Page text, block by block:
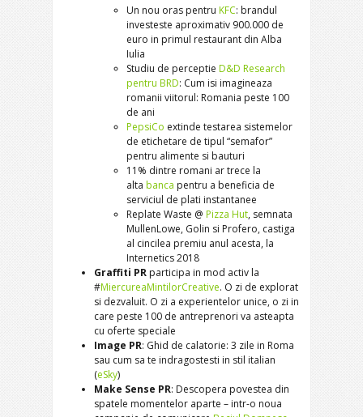
Un nou oras pentru KFC: brandul
investeste aproximativ 900.000 de
euro in primul restaurant din Alba
Iulia
Studiu de perceptie D&D Research
pentru BRD: Cum isi imagineaza
romanii viitorul: Romania peste 100
de ani
PepsiCo extinde testarea sistemelor
de etichetare de tipul “semafor”
pentru alimente si bauturi
11% dintre romani ar trece la
alta banca pentru a beneficia de
serviciul de plati instantanee
Replate Waste @ Pizza Hut, semnata
MullenLowe, Golin si Profero, castiga
al cincilea premiu anul acesta, la
Internetics 2018
Graffiti PR participa in mod activ la
#MiercureaMintilorCreative. O zi de explorat
si dezvaluit. O zi a experientelor unice, o zi in
care peste 100 de antreprenori va asteapta
cu oferte speciale
Image PR: Ghid de calatorie: 3 zile in Roma
sau cum sa te indragostesti in stil italian
(eSky)
Make Sense PR: Descopera povestea din
spatele momentelor aparte – intr-o noua